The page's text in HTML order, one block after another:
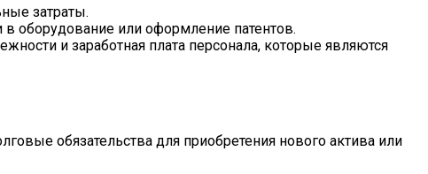
затраты.
оборудование или оформление патентов.
и заработная плата персонала, которые являются
обязательства для приобретения нового актива или